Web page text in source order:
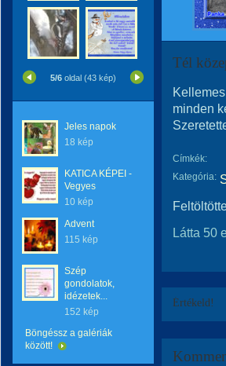
5/6 oldal (43 kép)
Jeles napok
18 kép
KATICA KÉPEI -
Vegyes
10 kép
Advent
115 kép
Szép
gondolatok,
idézetek...
152 kép
Böngéssz a galériák
között!
Tél
minden
Címkék:
Kategória:
Látta 50
Értékeld!